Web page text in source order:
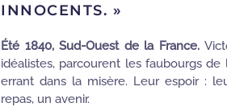
INNOCENTS. »
Été 1840, Sud-Ouest de la France.
idéalistes, parcourent les faubourgs
errant dans la misère. Leur espoir :
repas, un avenir.